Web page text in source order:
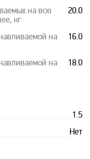
на всю
кг
20.0
на
16.0
на
18.0
1.5
Нет